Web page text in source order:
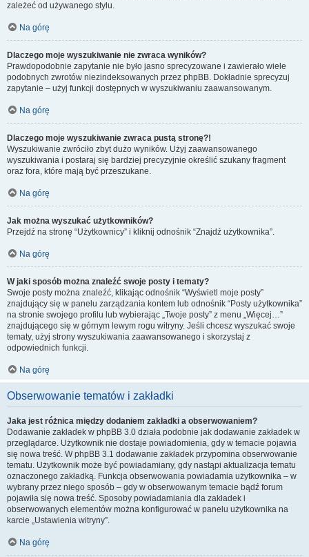
zależeć od używanego stylu.
Na górę
Dlaczego moje wyszukiwanie nie zwraca wyników?
Prawdopodobnie zapytanie nie było jasno sprecyzowane i zawierało wiele
podobnych zwrotów niezindeksowanych przez phpBB. Dokładnie sprecyzuj
zapytanie – użyj funkcji dostępnych w wyszukiwaniu zaawansowanym.
Na górę
Dlaczego moje wyszukiwanie zwraca pustą stronę?!
Wyszukiwanie zwróciło zbyt dużo wyników. Użyj zaawansowanego
wyszukiwania i postaraj się bardziej precyzyjnie określić szukany fragment
oraz fora, które mają być przeszukane.
Na górę
Jak można wyszukać użytkowników?
Przejdź na stronę “Użytkownicy” i kliknij odnośnik “Znajdź użytkownika”.
Na górę
W jaki sposób można znaleźć swoje posty i tematy?
Swoje posty można znaleźć, klikając odnośnik “Wyświetl moje posty”
znajdujący się w panelu zarządzania kontem lub odnośnik “Posty użytkownika”
na stronie swojego profilu lub wybierając „Twoje posty” z menu „Więcej…”
znajdującego się w górnym lewym rogu witryny. Jeśli chcesz wyszukać swoje
tematy, użyj strony wyszukiwania zaawansowanego i skorzystaj z
odpowiednich funkcji.
Na górę
Obserwowanie tematów i zakładki
Jaka jest różnica między dodaniem zakładki a obserwowaniem?
Dodawanie zakładek w phpBB 3.0 działa podobnie jak dodawanie zakładek w
przeglądarce. Użytkownik nie dostaje powiadomienia, gdy w temacie pojawia
się nowa treść. W phpBB 3.1 dodawanie zakładek przypomina obserwowanie
tematu. Użytkownik może być powiadamiany, gdy nastąpi aktualizacja tematu
oznaczonego zakładką. Funkcja obserwowania powiadamia użytkownika – w
wybrany przez niego sposób – gdy w obserwowanym temacie bądź forum
pojawiła się nowa treść. Sposoby powiadamiania dla zakładek i
obserwowanych elementów można konfigurować w panelu użytkownika na
karcie „Ustawienia witryny”.
Na górę